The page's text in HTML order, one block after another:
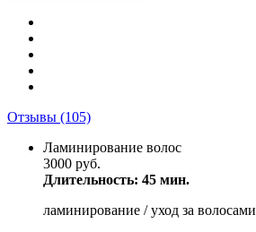
Отзывы (105)
Ламинирование волос
3000 руб.
Длительность: 45 мин.
ламинирование / уход за волосами